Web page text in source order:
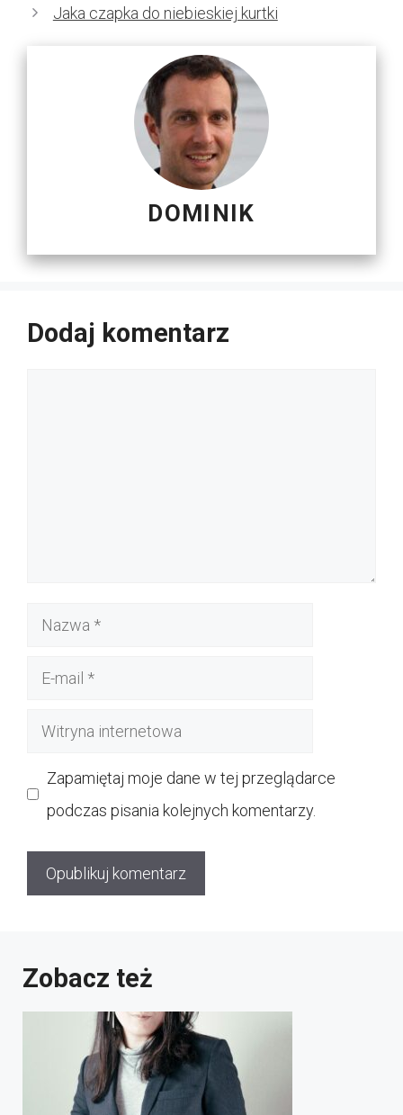
Jaka czapka do niebieskiej kurtki
DOMINIK
Dodaj komentarz
Nazwa
Witryna
Zapamiętaj moje dane w tej przeglądarce
podczas pisania kolejnych komentarzy.
Zobacz też